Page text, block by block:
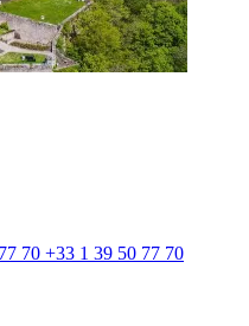
+33 1 39 50 77 70